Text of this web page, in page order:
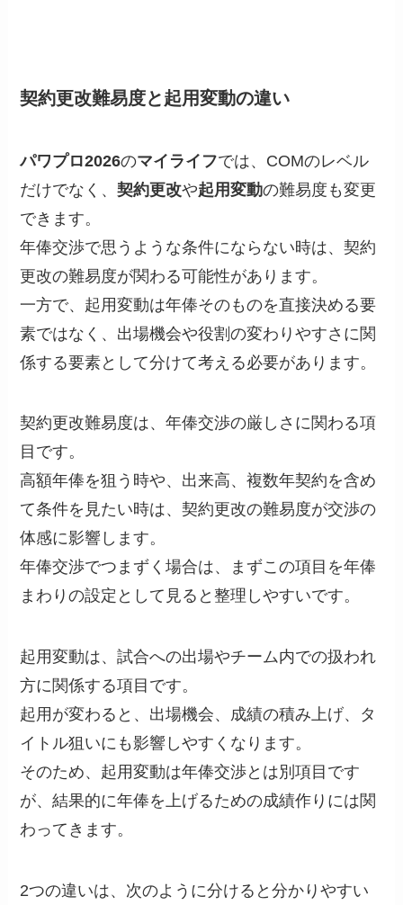
契約更改難易度と起用変動の違い
パワプロ2026のマイライフでは、COMのレベル
だけでなく、契約更改や起用変動の難易度も変更
できます。
年俸交渉で思うような条件にならない時は、契約
更改の難易度が関わる可能性があります。
一方で、起用変動は年俸そのものを直接決める要
素ではなく、出場機会や役割の変わりやすさに関
係する要素として分けて考える必要があります。
契約更改難易度は、年俸交渉の厳しさに関わる項
目です。
高額年俸を狙う時や、出来高、複数年契約を含め
て条件を見たい時は、契約更改の難易度が交渉の
体感に影響します。
年俸交渉でつまずく場合は、まずこの項目を年俸
まわりの設定として見ると整理しやすいです。
起用変動は、試合への出場やチーム内での扱われ
方に関係する項目です。
起用が変わると、出場機会、成績の積み上げ、タ
イトル狙いにも影響しやすくなります。
そのため、起用変動は年俸交渉とは別項目です
が、結果的に年俸を上げるための成績作りには関
わってきます。
2つの違いは、次のように分けると分かりやすい